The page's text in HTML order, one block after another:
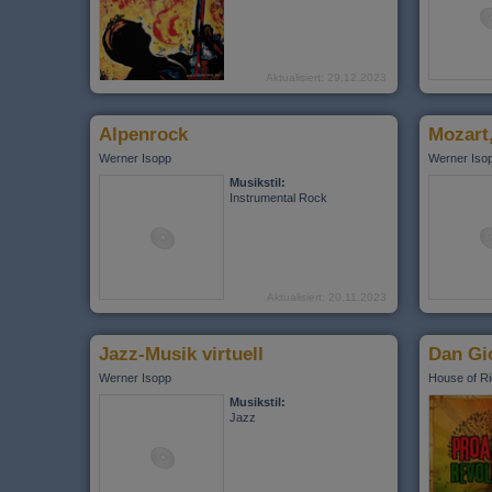
Aktualisiert: 29.12.2023
Alpenrock
Werner Isopp
Musikstil:
Instrumental Rock
Aktualisiert: 20.11.2023
Werner
Jazz-Musik virtuell
Werner Isopp
Musikstil:
Jazz
Dan
House of